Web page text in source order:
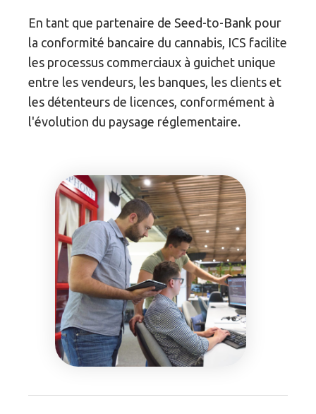
En tant que partenaire de Seed-to-Bank pour
la conformité bancaire du cannabis, ICS facilite
les processus commerciaux à guichet unique
entre les vendeurs, les banques, les clients et
les détenteurs de licences, conformément à
l'évolution du paysage réglementaire.